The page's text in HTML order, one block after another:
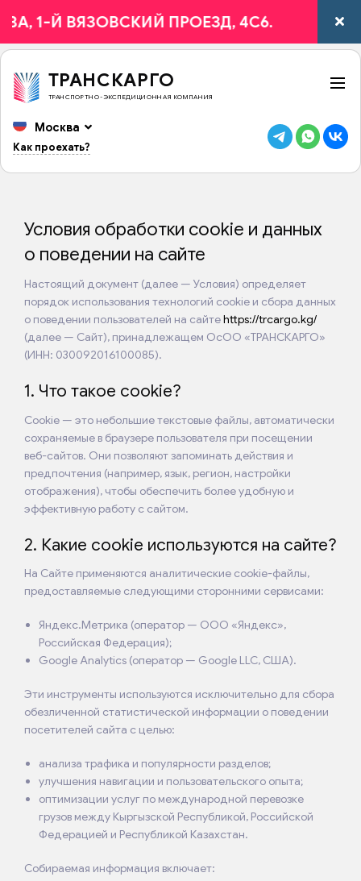
Й ВЯЗОВСКИЙ ПРОЕЗД, 4С6.
ТРАНСКАРГО
ТРАНСПОРТНО-ЭКСПЕДИЦИОННАЯ КОМПАНИЯ
Москва
Как проехать?
Условия обработки cookie и данных
о поведении на сайте
Настоящий документ (далее — Условия) определяет
порядок использования технологий cookie и сбора данных
о поведении пользователей на сайтеhttps://trcargo.kg/
(далее — Сайт), принадлежащем ОсОО «ТРАНСКАРГО»
(ИНН: 030092016100085).
1. Что такое cookie?
Cookie — это небольшие текстовые файлы, автоматически
сохраняемые в браузере пользователя при посещении
веб-сайтов. Они позволяют запоминать действия и
предпочтения (например, язык, регион, настройки
отображения), чтобы обеспечить более удобную и
эффективную работу с сайтом.
2. Какие cookie используются на сайте?
На Сайте применяются аналитические cookie-файлы,
предоставляемые следующими сторонними сервисами:
Яндекс.Метрика (оператор — ООО «Яндекс»,
Российская Федерация);
Google Analytics (оператор — Google LLC, США).
Эти инструменты используются исключительно для сбора
обезличенной статистической информации о поведении
посетителей сайта с целью:
анализа трафика и популярности разделов;
улучшения навигации и пользовательского опыта;
оптимизации услуг по международной перевозке
грузов между Кыргызской Республикой, Российской
Федерацией и Республикой Казахстан.
Собираемая информация включает: